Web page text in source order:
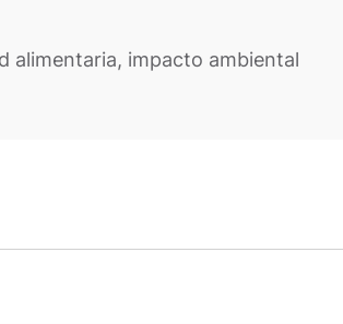
alimentaria, impacto ambiental